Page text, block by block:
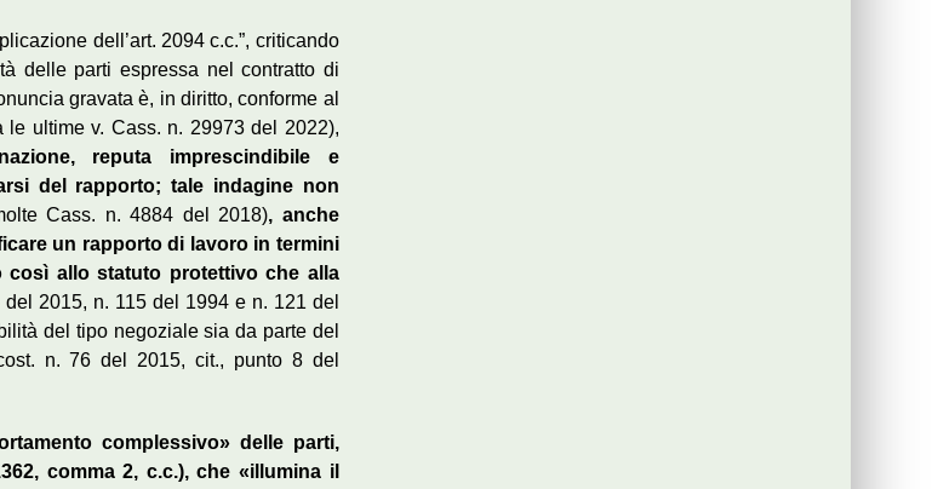
dell’art. 2094 c.c.”, criticando
delle parti espressa nel contratto di
gravata è, in diritto, conforme al
ultime v. Cass. n. 29973 del 2022),
reputa imprescindibile e
del rapporto; tale indagine non
Cass. n. 4884 del 2018), anche
un rapporto di lavoro in termini
allo statuto protettivo che alla
2015, n. 115 del 1994 e n. 121 del
del tipo negoziale sia da parte del
n. 76 del 2015, cit., punto 8 del
complessivo» delle parti,
comma 2, c.c.), che «illumina il